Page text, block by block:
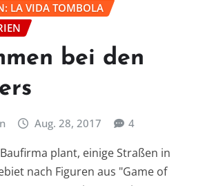
LA VIDA TOMBOLA
bei den
Aug. 28, 2017 4
plant, einige Straßen in
nach Figuren aus "Game of